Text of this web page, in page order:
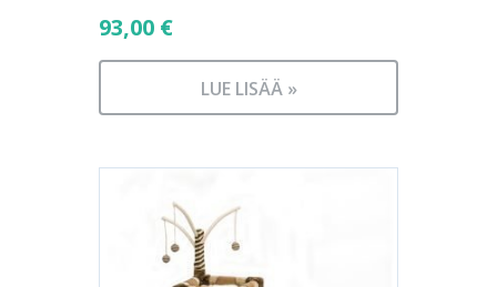
93,00 €
LUE LISÄÄ »